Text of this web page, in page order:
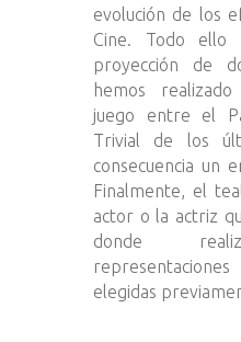
evolución de los
Cine. Todo ello
proyección de
hemos
juego entre el
Trivial de los
consecuencia un
Finalmente, el
actor o la actriz
donde
elegidas